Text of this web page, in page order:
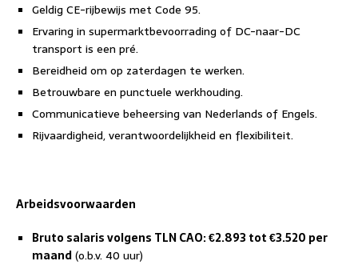
Geldig CE-rijbewijs met Code 95.
Ervaring in supermarktbevoorrading of DC-naar-DC
transport is een pré.
Bereidheid om op zaterdagen te werken.
Betrouwbare en punctuele werkhouding.
Communicatieve beheersing van Nederlands of Engels.
Rijvaardigheid, verantwoordelijkheid en flexibiliteit.
Arbeidsvoorwaarden
Bruto salaris volgens TLN CAO: €2.893 tot €3.520 per
maand(o.b.v. 40 uur)